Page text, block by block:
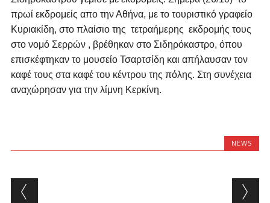
πρωί εκδρομείς απο την Αθήνα, με το τουριστικό γραφείο
Κυριακίδη, στο πλαίσιο της τετραήμερης εκδρομής τους
στο νομό Σερρών , βρέθηκαν στο Σιδηρόκαστρο, όπου
επισκέφτηκαν το μουσείο Τσαρτσίδη και απήλαυσαν τον
καφέ τους στα καφέ του κέντρου της πόλης. Στη συνέχεια
αναχώρησαν για την λίμνη Κερκίνη.
NEWS
Post navigation